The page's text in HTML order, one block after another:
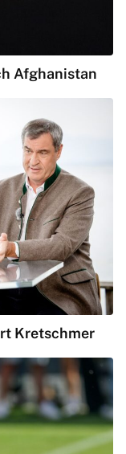
Afghanistan
Kretschmer